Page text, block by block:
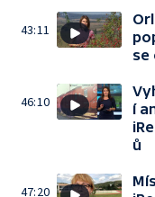
43:11
se
46:10
í
ů
47:20